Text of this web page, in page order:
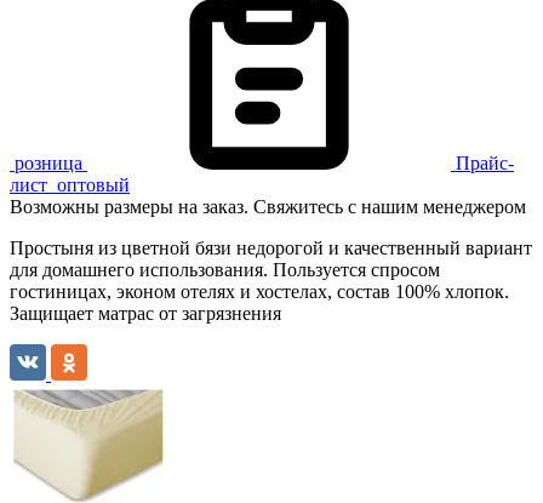
розница
Прайс-
лист оптовый
Возможны размеры на заказ. Свяжитесь с нашим менеджером
Простыня из цветной бязи недорогой и качественный вариант
для домашнего использования. Пользуется спросом
гостиницах, эконом отелях и хостелах, состав 100% хлопок.
Защищает матрас от загрязнения